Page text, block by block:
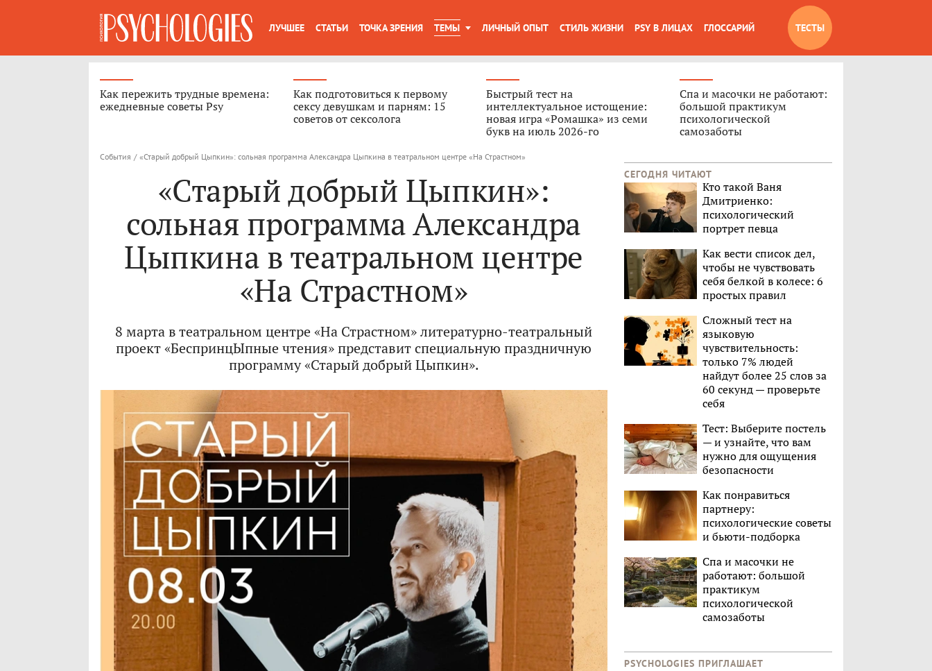
ЛУЧШЕЕ СТАТЬИ ТОЧКА ЗРЕНИЯ ТЕМЫ ЛИЧНЫЙ ОПЫТ СТИЛЬ ЖИЗНИ PSY В ЛИЦАХ ГЛОССАРИЙ ТЕСТЫ
Как пережить трудные времена:
ежедневные советы Psy
Как подготовиться к первому
сексу девушкам и парням: 15
советов от сексолога
Быстрый тест на
интеллектуальное истощение:
новая игра «Ромашка» из семи
букв на июль 2026-го
Спа и масочки не работают:
большой практикум
психологической
самозаботы
События / «Старый добрый Цыпкин»: сольная программа Александра Цыпкина в театральном центре «На Страстном»
«Старый добрый Цыпкин»:
сольная программа Александра
Цыпкина в театральном центре
«На Страстном»
8 марта в театральном центре «На Страстном» литературно-театральный
проект «БеспринцЫпные чтения» представит специальную праздничную
программу «Старый добрый Цыпкин».
СЕГОДНЯ ЧИТАЮТ
Кто такой Ваня
Дмитриенко:
психологический
портрет певца
Как вести список дел,
чтобы не чувствовать
себя белкой в колесе: 6
простых правил
Сложный тест на
языковую
чувствительность:
только 7% людей
найдут более 25 слов за
60 секунд — проверьте
себя
Тест: Выберите постель
— и узнайте, что вам
нужно для ощущения
безопасности
Как понравиться
партнеру:
психологические советы
и бьюти-подборка
Спа и масочки не
работают: большой
практикум
психологической
самозаботы
PSYCHOLOGIES ПРИГЛАШАЕТ